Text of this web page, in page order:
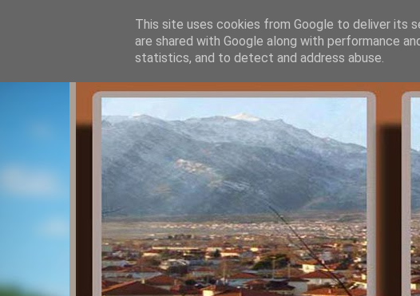
This site uses cookies from Google to deliver its
are shared with Google along with performance
statistics, and to detect and address abuse.